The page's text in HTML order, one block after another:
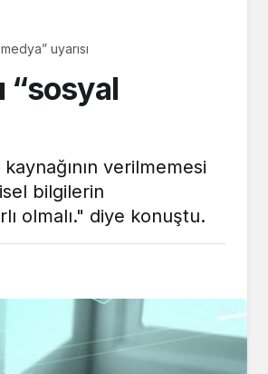
uyarısı
“sosyal
verilmemesi
bilgilerin
olmalı." diye konuştu.
Tam ölçüsüyle
pastaneye taş çıkartır: